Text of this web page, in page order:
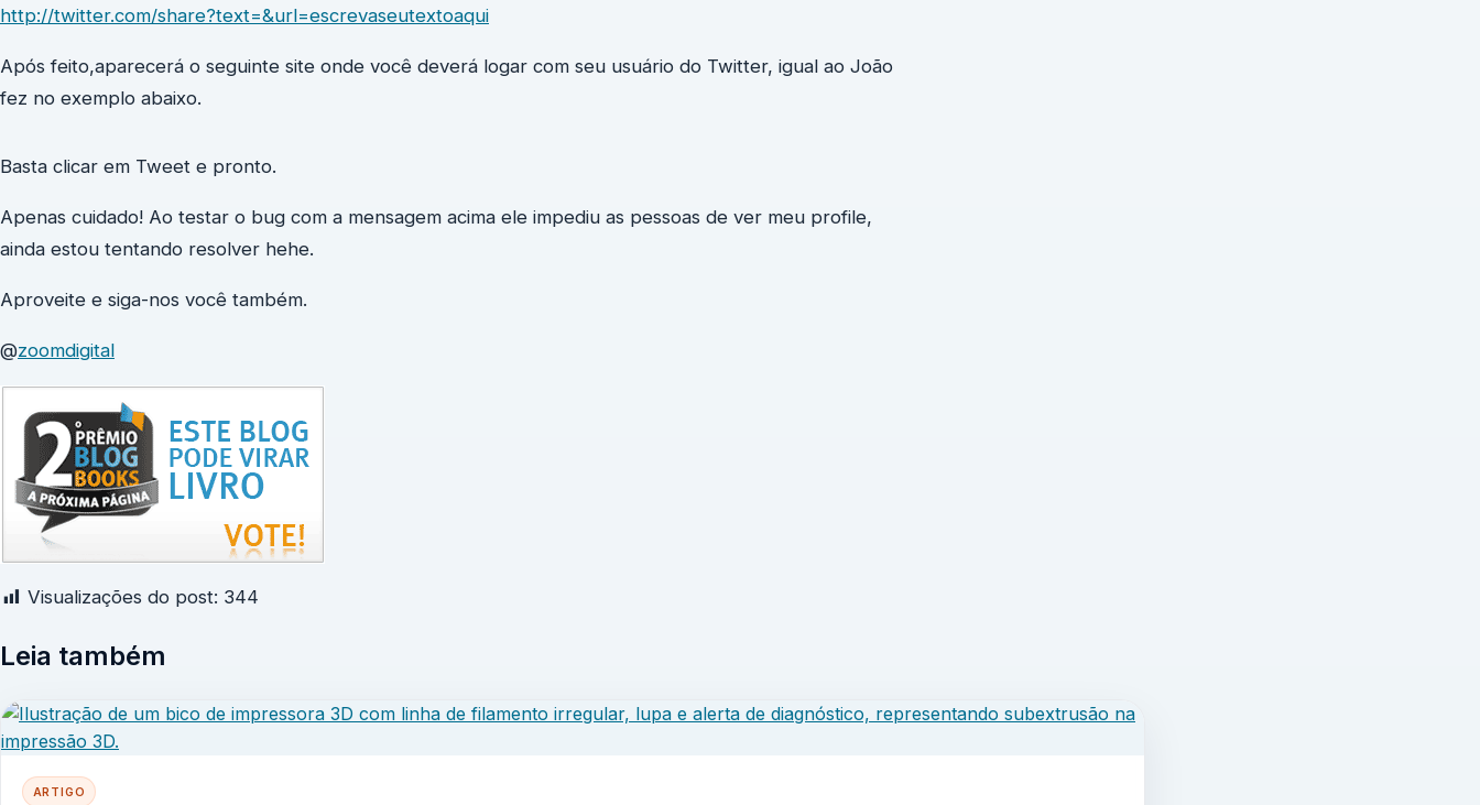
http://twitter.com/share?text=&url=escrevaseutextoaqui
Após feito,aparecerá o seguinte site onde você deverá logar com seu usuário do Twitter, igual ao João
fez no exemplo abaixo.
Basta clicar em Tweet e pronto.
Apenas cuidado! Ao testar o bug com a mensagem acima ele impediu as pessoas de ver meu profile,
ainda estou tentando resolver hehe.
Aproveite e siga-nos você também.
@zoomdigital
Visualizações do post: 344
Leia também
ARTIGO